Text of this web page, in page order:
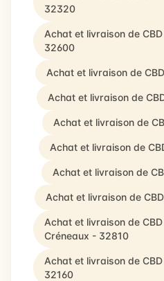
32320
Achat et livraison de
32600
Achat et livraison de
Achat et livraison de
Achat et livraison de
Achat et livraison de
Achat et livraison de
Achat et livraison de
Achat et livraison de
Créneaux - 32810
Achat et livraison de
32160